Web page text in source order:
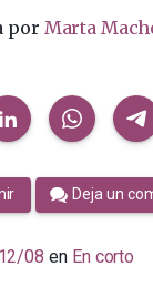
por Marta
Deja un
08 en En corto